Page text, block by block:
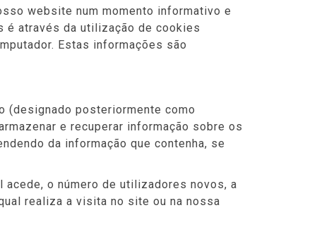
website num momento informativo e
é através da utilização de cookies
Estas informações são
(designado posteriormente como
e recuperar informação sobre os
da informação que contenha, se
o número de utilizadores novos, a
realiza a visita no site ou na nossa